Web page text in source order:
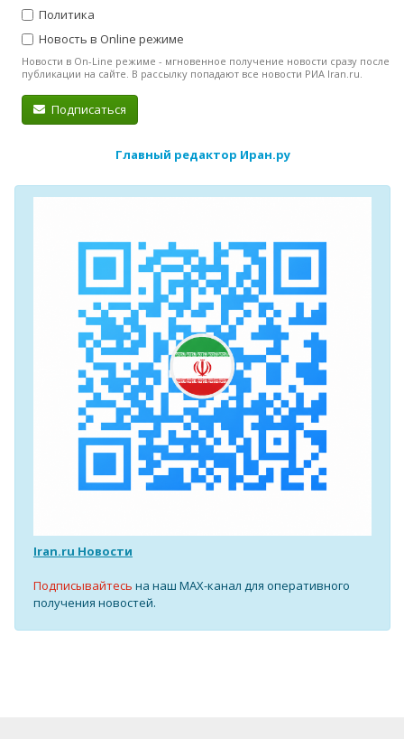
Политика
Новость в Online режиме
Новости в On-Line режиме - мгновенное получение новости сразу после
публикации на сайте. В рассылку попадают все новости РИА Iran.ru.
Подписаться
Главный редактор Иран.ру
Iran.ru Новости
Подписывайтесь на наш MAX-канал для оперативного
получения новостей.